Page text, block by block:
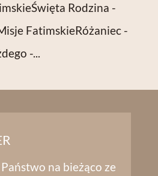
Rodzina -
FatimskieRóżaniec -
-...
na bieżąco ze